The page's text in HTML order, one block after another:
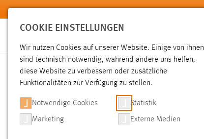
Zum Hauptinhalt springen
SUCHE
COOKIE EINSTELLUNGEN
Wir nutzen Cookies auf unserer Website. Einige von ihnen
sind technisch notwendig, während andere uns helfen,
diese Website zu verbessern oder zusätzliche
Funktionalitäten zur Verfügung zu stellen.
Notwendige Cookies Statistik
Marketing Externe Medien